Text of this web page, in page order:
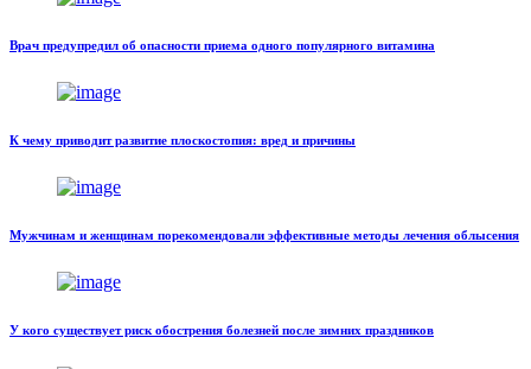
Врач предупредил об опасности приема одного популярного витамина
К чему приводит развитие плоскостопия: вред и причины
Мужчинам и женщинам порекомендовали эффективные методы лечения облысения
У кого существует риск обострения болезней после зимних праздников